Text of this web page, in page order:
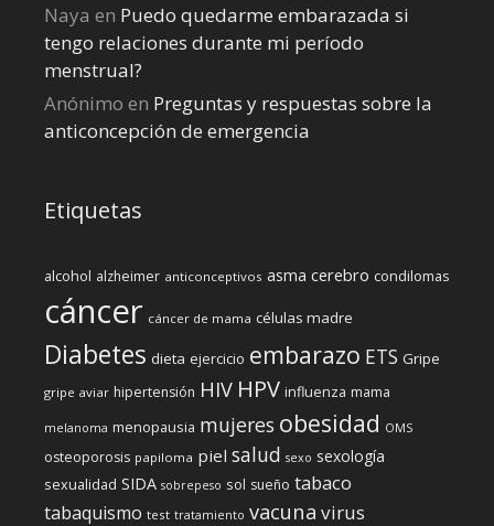
Naya en Puedo quedarme embarazada si
tengo relaciones durante mi perí­odo
menstrual?
Anónimo en Preguntas y respuestas sobre la
anticoncepción de emergencia
Etiquetas
alcohol alzheimer anticonceptivos asma cerebro condilomas
cáncer cáncer de mama células madre
Diabetes dieta ejercicio embarazo ETS Gripe
gripe aviar hipertensión HIV HPV influenza mama
melanoma menopausia mujeres obesidad OMS
osteoporosis papiloma piel salud sexo sexología
sexualidad SIDA sobrepeso sol sueño tabaco
tabaquismo test tratamiento vacuna virus